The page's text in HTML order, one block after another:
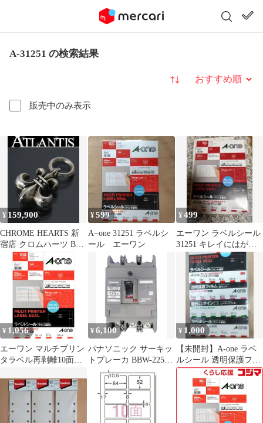
A-31251 の検索結果
販売中のみ表示
並び替え
¥ 159,900
CHROME HEARTS 新
宿店 クロムハーツ BS
フレア ペンダント チャ
ーム メンズ シルバー
SV925 31251
¥599
A−one 31251 ラベルシ
ール エーワン
¥499
エーワン ラベルシール
31251 キレイにはがせ
る 角丸 10面 9シーA4
¥ 1,056
エーワン マルチプリン
タラベル再剥離10面
¥6,100
パナソニック サーキッ
トブレーカ BBW-225C
型 BBW31251C 未使用
¥ 1,000
【未開封】A-one ラベ
ルシール 透明保護フィ
ルム 4種セット まと
め売り